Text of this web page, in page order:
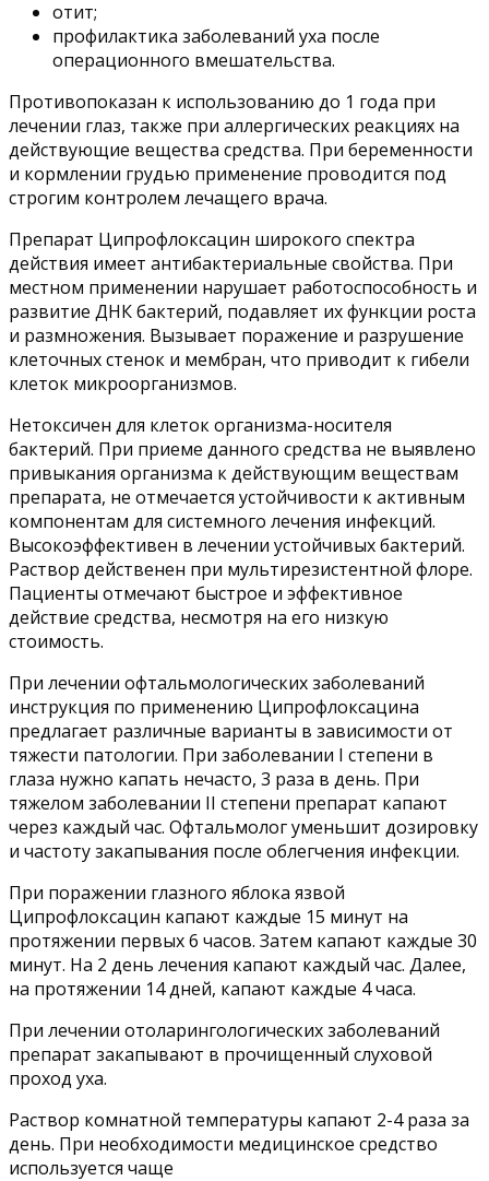
отит;
профилактика заболеваний уха после
операционного вмешательства.
Противопоказан к использованию до 1 года при
лечении глаз, также при аллергических реакциях на
действующие вещества средства. При беременности
и кормлении грудью применение проводится под
строгим контролем лечащего врача.
Препарат Ципрофлоксацин широкого спектра
действия имеет антибактериальные свойства. При
местном применении нарушает работоспособность и
развитие ДНК бактерий, подавляет их функции роста
и размножения. Вызывает поражение и разрушение
клеточных стенок и мембран, что приводит к гибели
клеток микроорганизмов.
Нетоксичен для клеток организма-носителя
бактерий. При приеме данного средства не выявлено
привыкания организма к действующим веществам
препарата, не отмечается устойчивости к активным
компонентам для системного лечения инфекций.
Высокоэффективен в лечении устойчивых бактерий.
Раствор действенен при мультирезистентной флоре.
Пациенты отмечают быстрое и эффективное
действие средства, несмотря на его низкую
стоимость.
При лечении офтальмологических заболеваний
инструкция по применению Ципрофлоксацина
предлагает различные варианты в зависимости от
тяжести патологии. При заболевании І степени в
глаза нужно капать нечасто, 3 раза в день. При
тяжелом заболевании ІІ степени препарат капают
через каждый час. Офтальмолог уменьшит дозировку
и частоту закапывания после облегчения инфекции.
При поражении глазного яблока язвой
Ципрофлоксацин капают каждые 15 минут на
протяжении первых 6 часов. Затем капают каждые 30
минут. На 2 день лечения капают каждый час. Далее,
на протяжении 14 дней, капают каждые 4 часа.
При лечении отоларингологических заболеваний
препарат закапывают в прочищенный слуховой
проход уха.
Раствор комнатной температуры капают 2-4 раза за
день. При необходимости медицинское средство
используется чаще